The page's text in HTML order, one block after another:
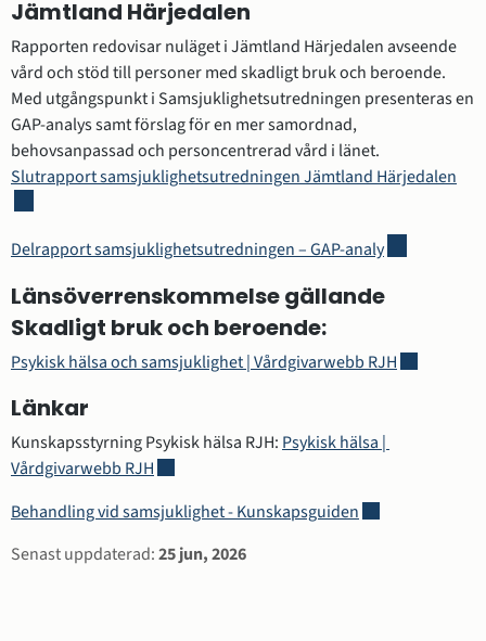
Jämtland Härjedalen
Rapporten redovisar nuläget i Jämtland Härjedalen avseende
vård och stöd till personer med skadligt bruk och beroende.
Med utgångspunkt i Samsjuklighetsutredningen presenteras en
GAP-analys samt förslag för en mer samordnad,
behovsanpassad och personcentrerad vård i länet.
Slutrapport samsjuklighetsutredningen Jämtland Härjedalen
Delrapport samsjuklighetsutredningen – GAP-analyLänk till
Länsöverrenskommelse gällande
Skadligt bruk och beroende:
Psykisk hälsa och samsjuklighet | Vårdgivarwebb RJH
Länkar
Kunskapsstyrning Psykisk hälsa RJH: Psykisk hälsa |
Vårdgivarwebb RJH
Behandling vid samsjuklighet - Kunskapsguiden
Sidinformation
Senast uppdaterad:25 jun, 2026